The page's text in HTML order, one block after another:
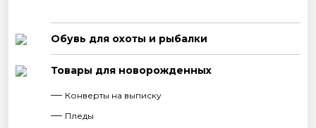
Обувь для охоты и рыбалки
Товары для новорожденных
Конверты на выписку
Пледы